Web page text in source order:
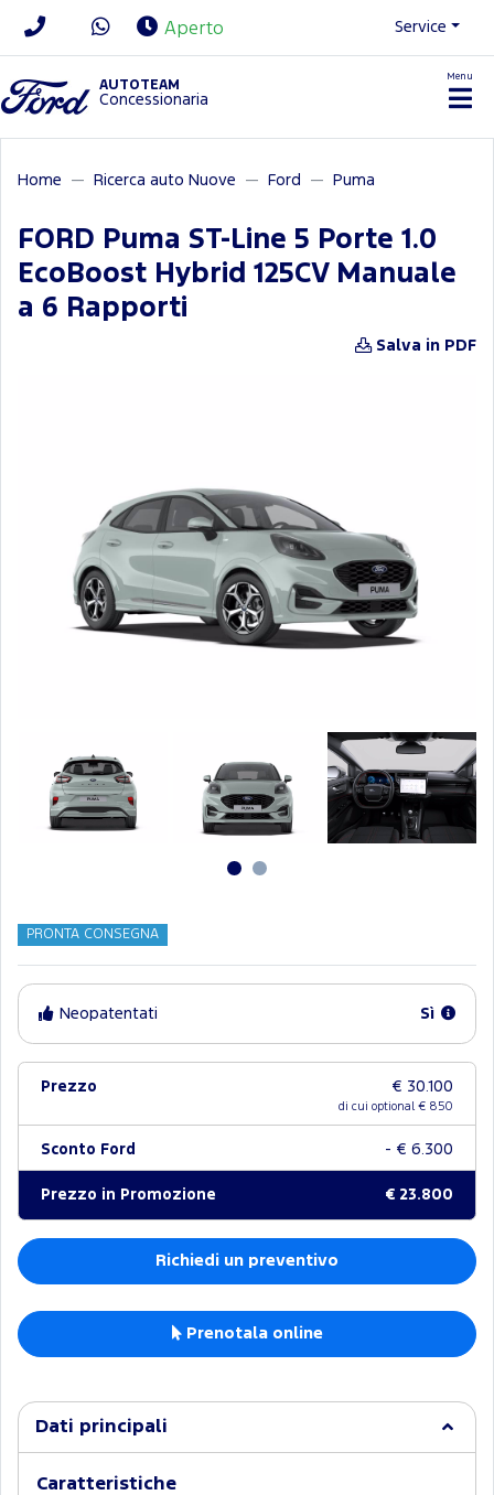
Aperto Service
AUTOTEAM
Concessionaria
Menu
Home Ricerca auto Nuove Ford Puma
FORD Puma ST-Line 5 Porte 1.0
EcoBoost Hybrid 125CV Manuale
a 6 Rapporti
Salva in PDF
PRONTA CONSEGNA
Neopatentati Sì
Prezzo € 30.100
di cui optional € 850
Sconto Ford - € 6.300
Prezzo in Promozione € 23.800
Richiedi un preventivo
Prenotala online
Dati principali
Caratteristiche